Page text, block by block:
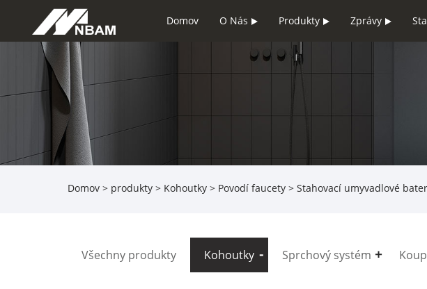
Domov O Nás Produkty Zprávy
Domov > produkty > Kohoutky > Povodí faucety > Stahovací umyvadlové
Všechny produkty Kohoutky Sprchový systém